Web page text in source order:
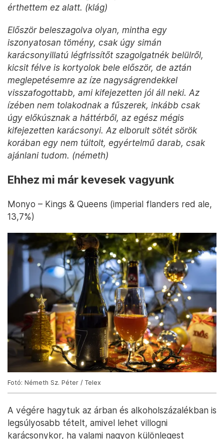
érthettem ez alatt. (klág)
Először beleszagolva olyan, mintha egy
iszonyatosan tömény, csak úgy simán
karácsonyillatú légfrissítőt szagolgatnék belülről,
kicsit félve is kortyolok bele először, de aztán
meglepetésemre az íze nagyságrendekkel
visszafogottabb, ami kifejezetten jól áll neki. Az
ízében nem tolakodnak a fűszerek, inkább csak
úgy előkúsznak a háttérből, az egész mégis
kifejezetten karácsonyi. Az elborult sötét sörök
korában egy nem túltolt, egyértelmű darab, csak
ajánlani tudom. (németh)
Ehhez mi már kevesek vagyunk
Monyo – Kings & Queens (imperial flanders red ale,
13,7%)
Fotó: Németh Sz. Péter / Telex
A végére hagytuk az árban és alkoholszázalékban is
legsúlyosabb tételt, amivel lehet villogni
karácsonykor, ha valami nagyon különlegest